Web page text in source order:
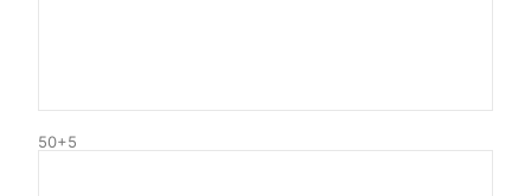
50+5